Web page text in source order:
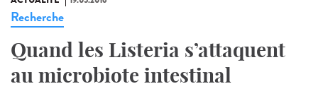
Recherche
Quand les Listeria s’attaquent
au microbiote intestinal